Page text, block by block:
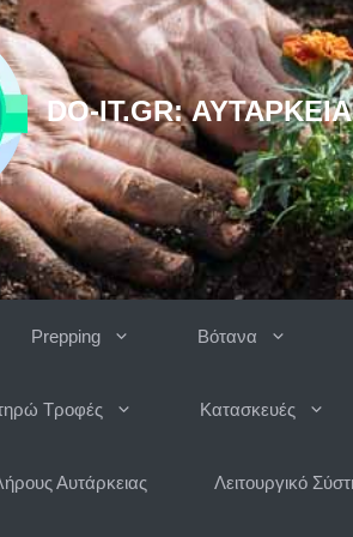
DO-IT.GR:
Prepping Βότανα
Τροφές Κατασκευές
Αυτάρκειας Λειτουργικό